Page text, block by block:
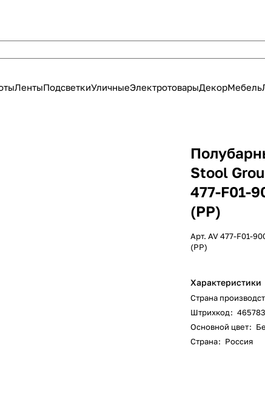
ЛентыПодсветкиУличныеЭлектротоварыДекорМебель
Stool
477-F01-
(PP)
Арт. AV 477-F01-
(PP)
Характеристики
Страна
Штрихкод:
Основной цвет:
Страна: Россия